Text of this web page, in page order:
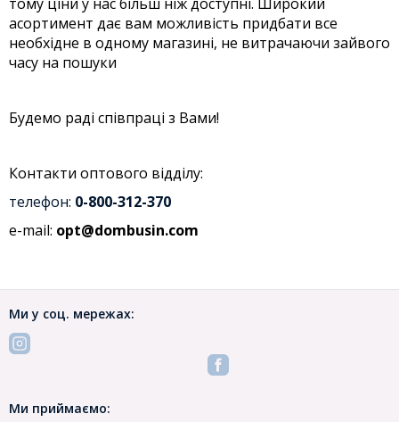
асортимент дає вам можливість придбати все
необхідне в одному магазині, не витрачаючи зайвого
часу на пошуки
Будемо раді співпраці з Вами!
Контакти оптового відділу:
телефон: 0-800-312-370
e-mail: opt@dombusin.com
Ми у соц. мережах:
Ми приймаємо: